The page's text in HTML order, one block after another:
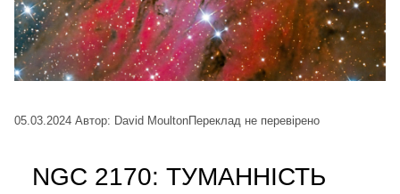
05.03.2024 Автор: David MoultonПереклад не перевірено
NGC 2170: ТУМАННІСТЬ